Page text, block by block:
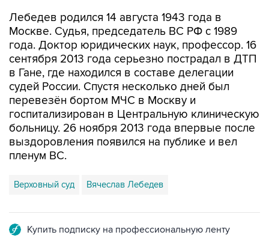
года. Доктор юридических наук, профессор. 16
сентября 2013 года серьезно пострадал в ДТП
в Гане, где находился в составе делегации
судей России. Спустя несколько дней был
перевезён бортом МЧС в Москву и
госпитализирован в Центральную клиническую
больницу. 26 ноября 2013 года впервые после
выздоровления появился на публике и вел
пленум ВС.
Верховный суд
Подписаться на рассылку главных новостей сайта